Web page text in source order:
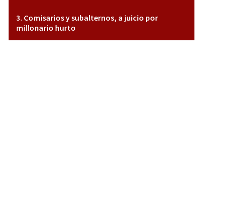
Comisarios y subalternos, a juicio por
millonario hurto